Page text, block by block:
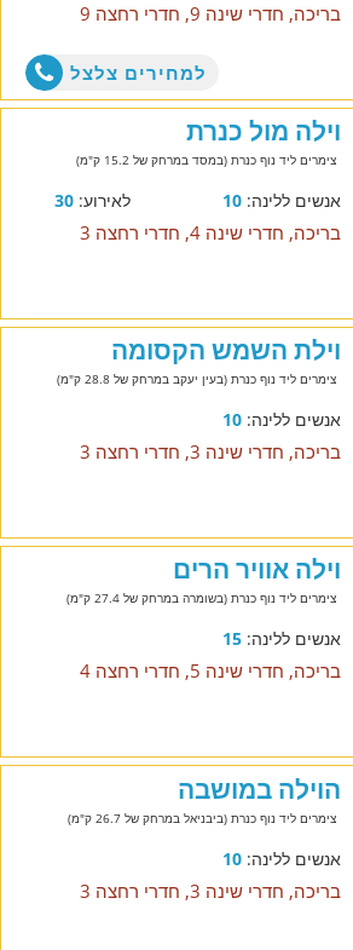
בריכה, חדרי שינה 9, חדרי רחצה 9
למחירים צלצל
וילה מול כנרת
צימרים ליד נוף כנרת (במסד במרחק של 15.2 ק"מ)
אנשים ללינה:10 לאירוע:30
בריכה, חדרי שינה 4, חדרי רחצה 3
וילת השמש הקסומה
צימרים ליד נוף כנרת (בעין יעקב במרחק של 28.8 ק"מ)
אנשים ללינה:10
בריכה, חדרי שינה 3, חדרי רחצה 3
וילה אוויר הרים
צימרים ליד נוף כנרת (בשומרה במרחק של 27.4 ק"מ)
אנשים ללינה:15
בריכה, חדרי שינה 5, חדרי רחצה 4
הוילה במושבה
צימרים ליד נוף כנרת (ביבניאל במרחק של 26.7 ק"מ)
אנשים ללינה:10
בריכה, חדרי שינה 3, חדרי רחצה 3